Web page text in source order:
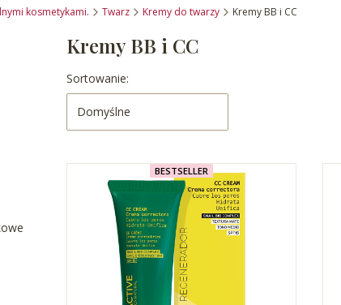
kosmetykami. Twarz Kremy do twarzy Kremy BB i CC
Kremy BB i CC
Lista produktów
Sortowanie:
Domyślne
BESTSELLER